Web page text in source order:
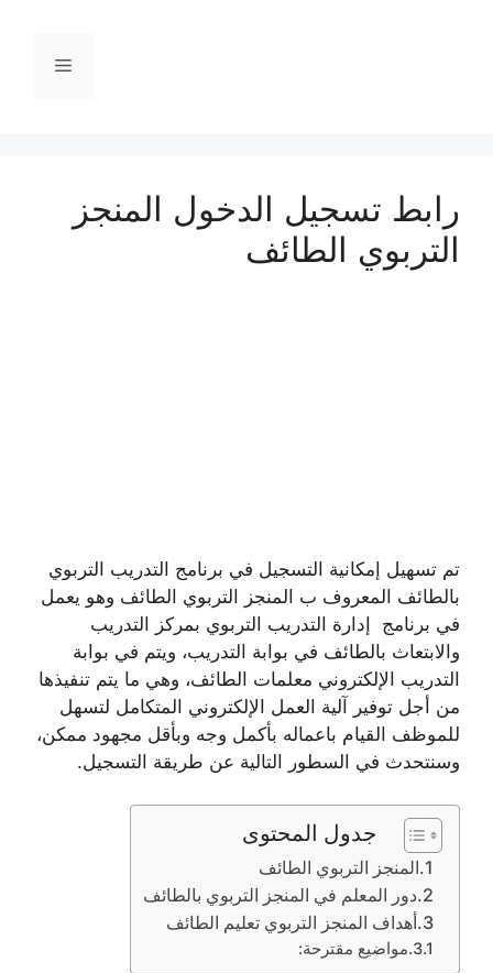
القائمة
رابط تسجيل الدخول المنجز
التربوي الطائف
تم تسهيل إمكانية التسجيل في برنامج التدريب التربوي
بالطائف المعروف ب المنجز التربوي الطائف وهو يعمل
في برنامج إدارة التدريب التربوي بمركز التدريب
والابتعاث بالطائف في بوابة التدريب، ويتم في بوابة
التدريب الإلكتروني معلمات الطائف، وهي ما يتم تنفيذها
من أجل توفير آلية العمل الإلكتروني المتكامل لتسهل
للموظف القيام باعماله بأكمل وجه وبأقل مجهود ممكن،
وسنتحدث في السطور التالية عن طريقة التسجيل.
جدول المحتوى
المنجز التربوي الطائف
دور المعلم في المنجز التربوي بالطائف
أهداف المنجز التربوي تعليم الطائف
مواضيع مقترحة: